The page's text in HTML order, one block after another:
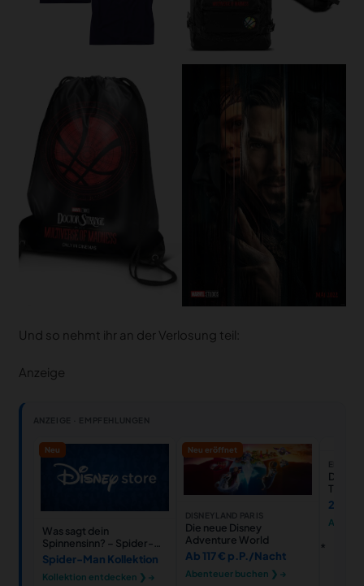
Und so nehmt ihr an der Verlosung teil:
Anzeige
ANZEIGE · EMPFEHLUNGEN
Neu
Was sagt dein
Spinnensinn? – Spider-
Man Styles
Spider-Man Kollektion
Kollektion entdecken ❯ →
Neu eröffnet
DISNEYLAND PARIS
Die neue Disney
Adventure World
Ab 117 € p.P./Nacht
Abenteuer buchen ❯ →
EMP DE
T-Shirt
Of
24,99